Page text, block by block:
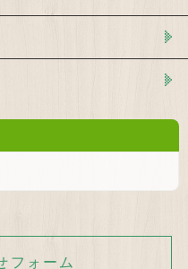
フォーム